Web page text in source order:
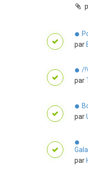
par
/
par
par
par